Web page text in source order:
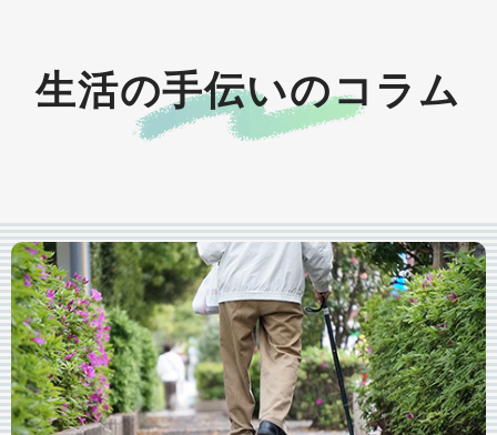
生活の手伝いのコラム